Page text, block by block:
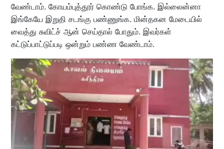
வேண்டாம். கோயம்புத்தூர் கொண்டு போங்க. இல்லைன்னா
இங்கேயே இறுதி சடங்கு பண்ணுங்க. மின்தகன மேடையில்
வைத்து சுவிட்ச் ஆன் செய்தால் போதும். இவர்கள்
கட்டுப்பாட்டுப்படி ஒன்றும் பண்ண வேண்டாம்.